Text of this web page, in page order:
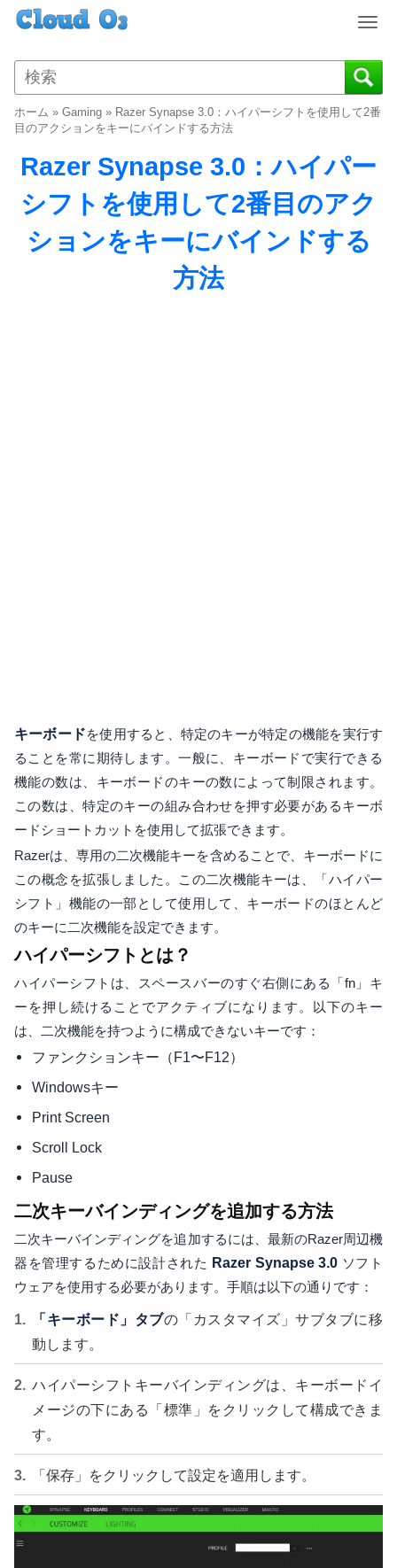
T
g
g
e
a
i
a
ホーム » Gaming » Razer Synapse 3.0：ハイパーシフトを使用して2番
目のアクションをキーにバインドする方法
Razer Synapse 3.0：ハイパー
シフトを使用して2番目のアク
ションをキーにバインドする
方法
キーボードを使用すると、特定のキーが特定の機能を実行す
ることを常に期待します。一般に、キーボードで実行できる
機能の数は、キーボードのキーの数によって制限されます。
この数は、特定のキーの組み合わせを押す必要があるキーボ
ードショートカットを使用して拡張できます。
Razerは、専用の二次機能キーを含めることで、キーボードに
この概念を拡張しました。この二次機能キーは、「ハイパー
シフト」機能の一部として使用して、キーボードのほとんど
のキーに二次機能を設定できます。
ハイパーシフトとは？
ハイパーシフトは、スペースバーのすぐ右側にある「fn」キ
ーを押し続けることでアクティブになります。以下のキー
は、二次機能を持つように構成できないキーです：
ファンクションキー（F1〜F12）
Windowsキー
Print Screen
Scroll Lock
Pause
二次キーバインディングを追加する方法
二次キーバインディングを追加するには、最新のRazer周辺機
器を管理するために設計された Razer Synapse 3.0 ソフト
ウェアを使用する必要があります。手順は以下の通りです：
「キーボード」タブの「カスタマイズ」サブタブに移
動します。
ハイパーシフトキーバインディングは、キーボードイ
メージの下にある「標準」をクリックして構成できま
す。
「保存」をクリックして設定を適用します。